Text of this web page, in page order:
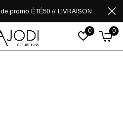
0 0
50% sur les soldes avec le code promo ÉTÉ50 // LIVRAISON GRATUITE POUR LES ACHATS DE 250$ ET PLUS